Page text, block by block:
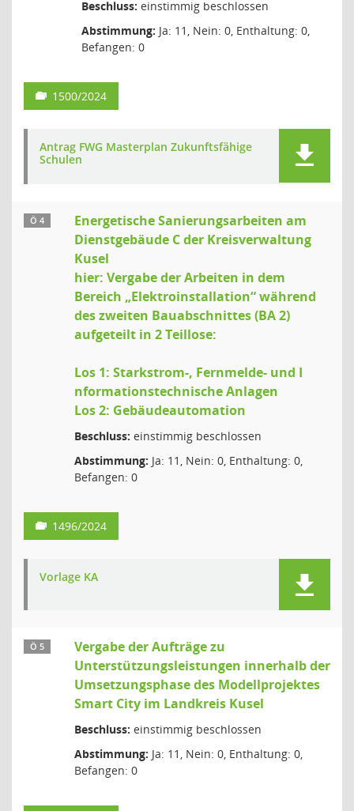
Beschluss: einstimmig beschlossen
Abstimmung: Ja: 11, Nein: 0, Enthaltung: 0,
Befangen: 0
1500/2024
Antrag FWG Masterplan Zukunftsfähige
Schulen
Ö 4
Energetische Sanierungsarbeiten am
Dienstgebäude C der Kreisverwaltung
Kusel
hier: Vergabe der Arbeiten in dem
Bereich „Elektroinstallation“ während
des zweiten Bauabschnittes (BA 2)
aufgeteilt in 2 Teillose:
Los 1: Starkstrom-, Fernmelde- und I
nformationstechnische Anlagen
Los 2: Gebäudeautomation
Beschluss: einstimmig beschlossen
Abstimmung: Ja: 11, Nein: 0, Enthaltung: 0,
Befangen: 0
1496/2024
Vorlage KA
Ö 5
Vergabe der Aufträge zu
Unterstützungsleistungen innerhalb der
Umsetzungsphase des Modellprojektes
Smart City im Landkreis Kusel
Beschluss: einstimmig beschlossen
Abstimmung: Ja: 11, Nein: 0, Enthaltung: 0,
Befangen: 0